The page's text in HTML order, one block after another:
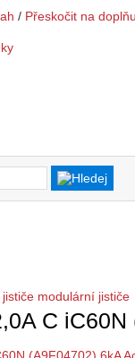
/ Přeskočit na
jističe modulární jističe
C